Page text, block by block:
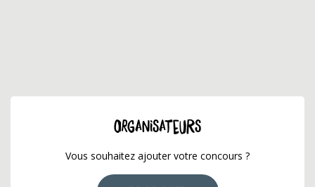
ORGANISATEURS
Vous souhaitez ajouter votre concours ?